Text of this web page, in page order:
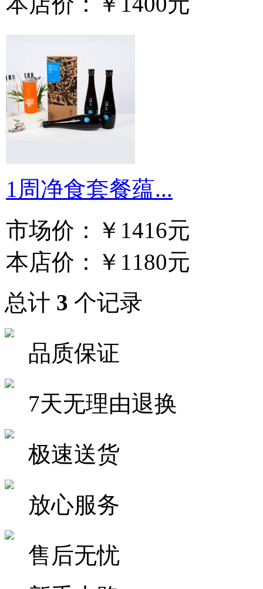
1周净食套餐蕴...
市场价：
￥1416元
本店价：
￥1180元
总计 3 个记录
品质保证
7天无理由退换
极速送货
放心服务
售后无忧